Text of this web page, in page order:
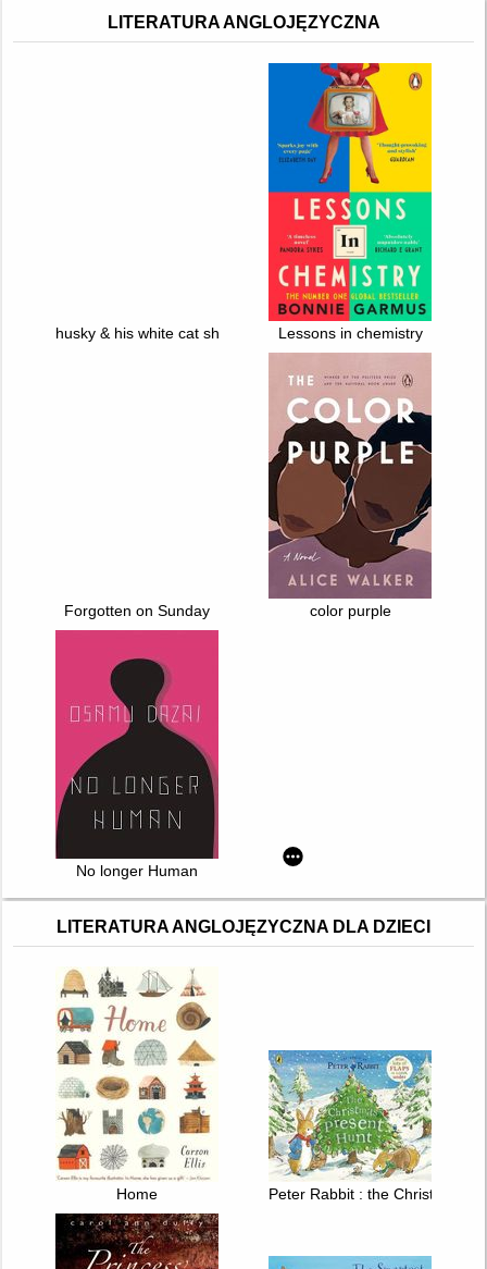
LITERATURA ANGLOJĘZYCZNA
husky & his white cat shizun. vol. 4Lessons in chemistry
Forgotten on Sunday color purple
No longer Human
LITERATURA ANGLOJĘZYCZNA DLA DZIECI
Home Peter Rabbit : the Christmas